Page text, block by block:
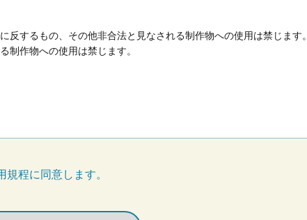
するもの、その他非合法と見なされる制作物への使用は禁じます。
制作物への使用は禁じます。
規程に同意します。